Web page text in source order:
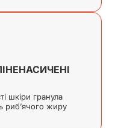
шкіри гранула
риб’ячого жиру